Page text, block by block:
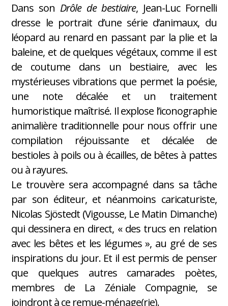
Dans son Drôle de bestiaire, Jean-Luc Fornelli
dresse le portrait d’une série d’animaux, du
léopard au renard en passant par la plie et la
baleine, et de quelques végétaux, comme il est
de coutume dans un bestiaire, avec les
mystérieuses vibrations que permet la poésie,
une note décalée et un traitement
humoristique maîtrisé. Il explose l’iconographie
animalière traditionnelle pour nous offrir une
compilation réjouissante et décalée de
bestioles à poils ou à écailles, de bêtes à pattes
ou à rayures.
Le trouvère sera accompagné dans sa tâche
par son éditeur, et néanmoins caricaturiste,
Nicolas Sjöstedt (Vigousse, Le Matin Dimanche)
qui dessinera en direct, « des trucs en relation
avec les bêtes et les légumes », au gré de ses
inspirations du jour. Et il est permis de penser
que quelques autres camarades poètes,
membres de La Zéniale Compagnie, se
joindront à ce remue-ménage(rie).